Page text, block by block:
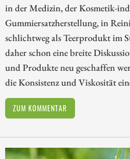
in der Medizin, der Kosmetik-
Gummiersatzherstellung, in
schlichtweg als Teerprodukt im
daher schon eine breite
und Produkte neu geschaffen
die Konsistenz und Viskosität
ZUM KOMMENTAR